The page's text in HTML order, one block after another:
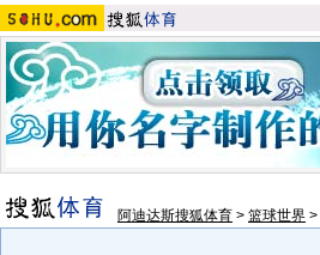
阿迪达斯搜狐体育 > 篮球世界 >